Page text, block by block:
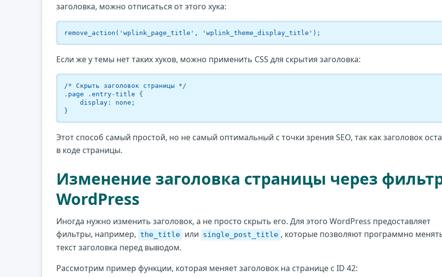
заголовка, можно отписаться от этого хука:
remove_action('wplink_page_title', 'wplink_theme_display_title');
Если же у темы нет таких хуков, можно применить CSS для скрытия заголовка:
/* Скрыть заголовок страницы */
.page .entry-title {
}
Этот способ самый простой, но не самый оптимальный с точки зрения SEO, так как заголовок
в коде страницы.
Изменение заголовка страницы через
WordPress
Иногда нужно изменить заголовок, а не просто скрыть его. Для этого WordPress предоставляет
фильтры, например, the_title или single_post_title , которые позволяют программно
текст заголовка перед выводом.
Рассмотрим пример функции, которая меняет заголовок на странице с ID 42: